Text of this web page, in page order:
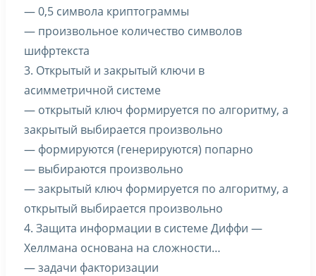
— 0,5 символа криптограммы
— произвольное количество символов
шифртекста
3. Открытый и закрытый ключи в
асимметричной системе
— открытый ключ формируется по алгоритму, а
закрытый выбирается произвольно
— формируются (генерируются) попарно
— выбираются произвольно
— закрытый ключ формируется по алгоритму, а
открытый выбирается произвольно
4. Защита информации в системе Диффи —
Хеллмана основана на сложности…
— задачи факторизации